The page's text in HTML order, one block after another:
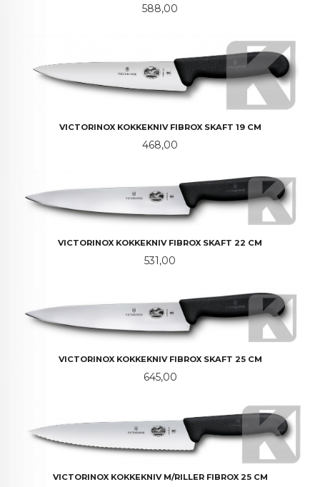
Pris
588,00
VICTORINOX KOKKEKNIV FIBROX SKAFT 19 CM
Pris
468,00
VICTORINOX KOKKEKNIV FIBROX SKAFT 22 CM
Pris
531,00
VICTORINOX KOKKEKNIV FIBROX SKAFT 25 CM
Pris
645,00
VICTORINOX KOKKEKNIV M/RILLER FIBROX 25 CM